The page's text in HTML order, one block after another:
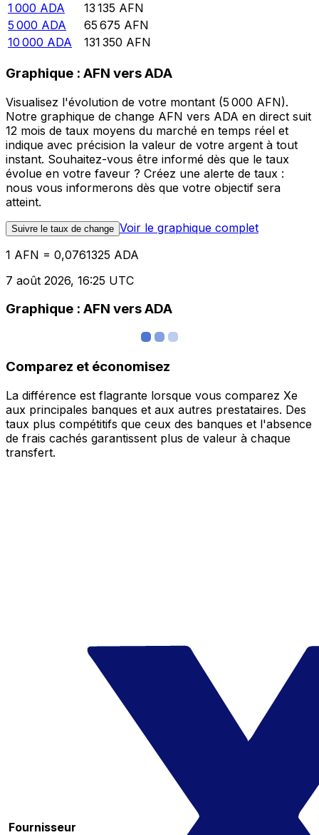
1 000 ADA 13 135 AFN
5 000 ADA 65 675 AFN
10 000 ADA 131 350 AFN
Graphique : AFN vers ADA
Visualisez l'évolution de votre montant (5 000 AFN).
Notre graphique de change AFN vers ADA en direct suit
12 mois de taux moyens du marché en temps réel et
indique avec précision la valeur de votre argent à tout
instant. Souhaitez-vous être informé dès que le taux
évolue en votre faveur ? Créez une alerte de taux :
nous vous informerons dès que votre objectif sera
atteint.
Suivre le taux de change Voir le graphique complet
1 AFN = 0,0761325 ADA
7 août 2026, 16:25 UTC
Graphique : AFN vers ADA
Comparez et économisez
La différence est flagrante lorsque vous comparez Xe
aux principales banques et aux autres prestataires. Des
taux plus compétitifs que ceux des banques et l'absence
de frais cachés garantissent plus de valeur à chaque
transfert.
Fournisseur